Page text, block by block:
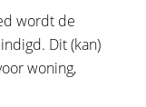
wordt de
Dit (kan)
woning,